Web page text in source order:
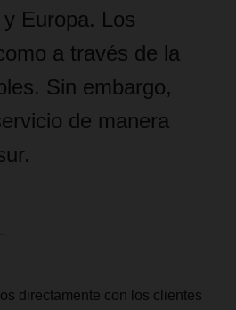
Europa. Los
a través de la
Sin embargo,
de manera
directamente con los clientes